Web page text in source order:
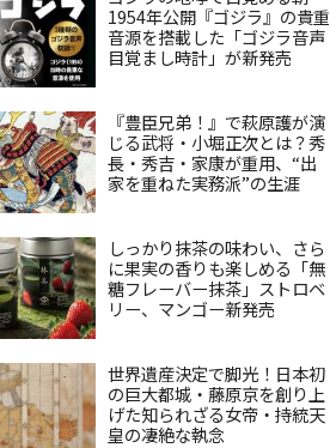
1954年公開『ゴジラ』の貴重
音源を搭載した「ゴジラ音声
目覚まし時計」が新発売
『豊臣兄弟！』で萩原護が演
じる武将・小堀正次とは？秀
長・秀吉・家康が重用、“出
家を重ねた実務派”の生涯
しっかり抹茶の味わい、さら
に果実の香りも楽しめる「無
糖フレーバー抹茶」ストロベ
リー、マンゴー新発売
世界遺産決定で脚光！日本初
の巨大都城・藤原京を創り上
げた知られざる女帝・持統天
皇の凄絶な執念